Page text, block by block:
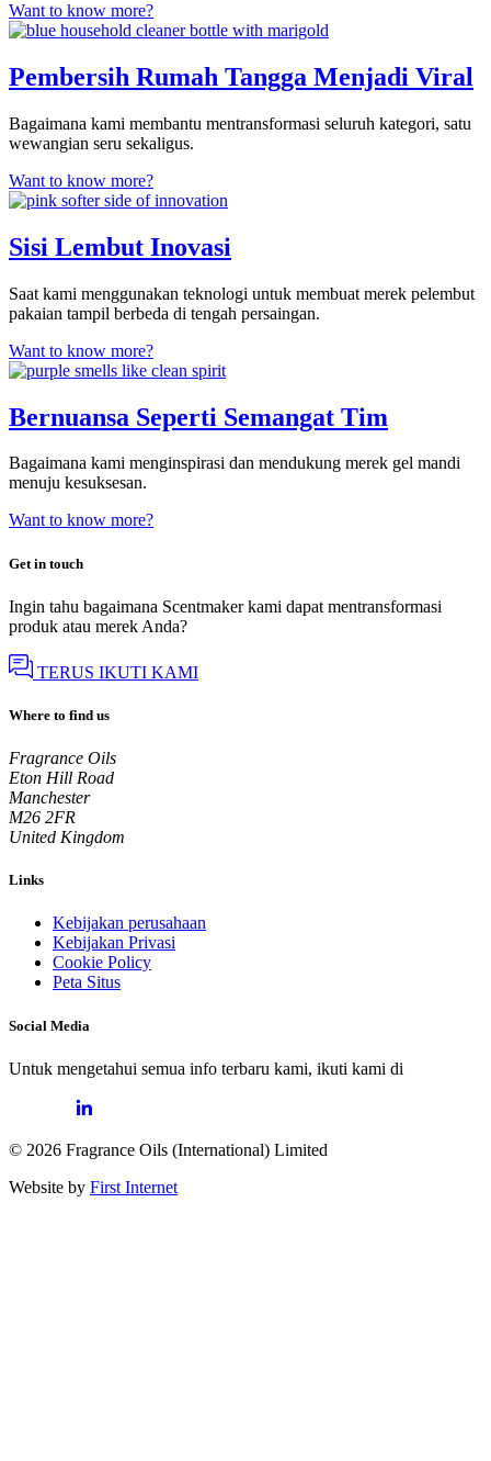
Want to know more?
Pembersih Rumah Tangga Menjadi Viral
Bagaimana kami membantu mentransformasi seluruh kategori, satu
wewangian seru sekaligus.
Want to know more?
Sisi Lembut Inovasi
Saat kami menggunakan teknologi untuk membuat merek pelembut
pakaian tampil berbeda di tengah persaingan.
Want to know more?
Bernuansa Seperti Semangat Tim
Bagaimana kami menginspirasi dan mendukung merek gel mandi
menuju kesuksesan.
Want to know more?
Get in touch
Ingin tahu bagaimana Scentmaker kami dapat mentransformasi
produk atau merek Anda?
TERUS IKUTI KAMI
Where to find us
Fragrance Oils
Eton Hill Road
Manchester
M26 2FR
United Kingdom
Links
Kebijakan perusahaan
Kebijakan Privasi
Cookie Policy
Peta Situs
Social Media
Untuk mengetahui semua info terbaru kami, ikuti kami di
© 2026 Fragrance Oils (International) Limited
Website by First Internet